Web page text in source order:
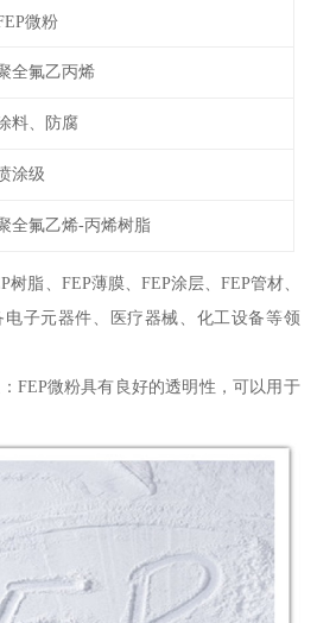
微粉
全氟乙丙烯
料、防腐
涂级
全氟乙烯-丙烯树脂
脂、FEP薄膜、FEP涂层、FEP管材、
子元器件、医疗器械、化工设备等领
FEP微粉具有良好的透明性，可以用于